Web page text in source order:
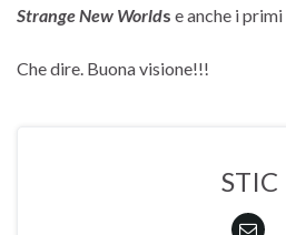
Strange New Worlds e anche i
Che dire. Buona visione!!!
STIC